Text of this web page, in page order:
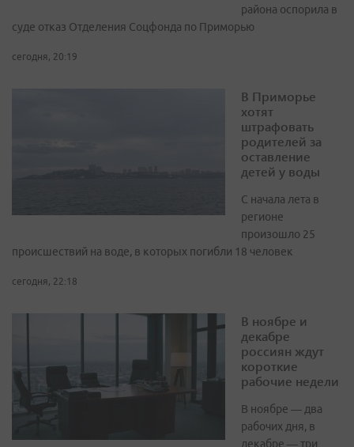
района оспорила в
суде отказ Отделения Соцфонда по Приморью
сегодня, 20:19
В Приморье
хотят
штрафовать
родителей за
оставление
детей у воды
С начала лета в
регионе
произошло 25
происшествий на воде, в которых погибли 18 человек
сегодня, 22:18
В ноябре и
декабре
россиян ждут
короткие
рабочие недели
В ноябре — два
рабочих дня, в
декабре — три